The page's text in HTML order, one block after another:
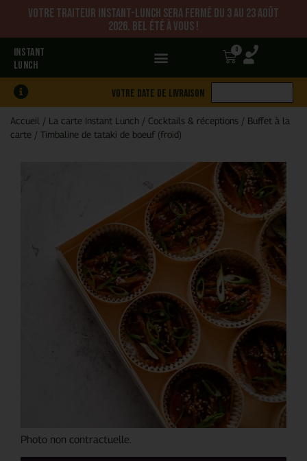
Votre traiteur Instant-Lunch sera fermé du 3 au 23 août
2026. Bel été à vous !
INSTANT
LUNCH
0
Votre date de livraison
Accueil / La carte Instant Lunch / Cocktails & réceptions / Buffet à la
carte / Timbaline de tataki de boeuf (froid)
Photo non contractuelle.